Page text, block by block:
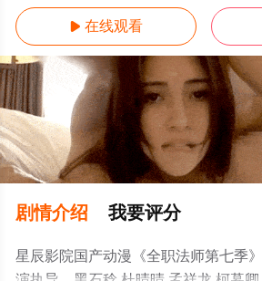
 在线观看
剧情介绍 我要评分
星辰影院国产动漫《全职法师第七季